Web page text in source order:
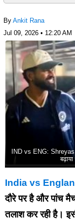
By Ankit Rana
Jul 09, 2026 • 12:20 AM
IND vs ENG: Shreyas
India vs
दौरे पर है और पांच
तलाश कर रही है।